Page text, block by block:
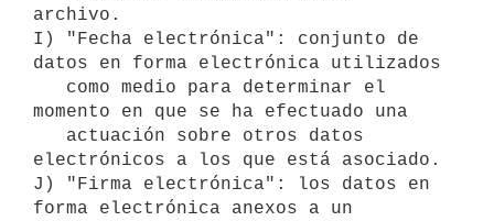
archivo.
I) "Fecha electrónica": conjunto de
datos en forma electrónica utilizados
momento en que se ha efectuado una
electrónicos a los que está asociado.
J) "Firma electrónica": los datos en
forma electrónica anexos a un